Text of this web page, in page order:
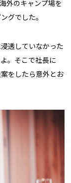
外のキャンプ場を
グでした。
透していなかった
。そこで社長に
をしたら意外とお